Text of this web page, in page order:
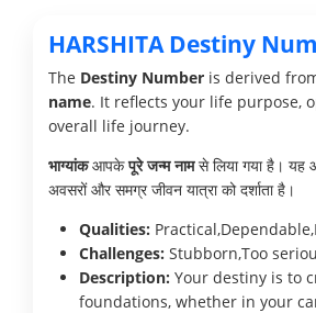
HARSHITA Destiny
The Destiny Number is derived
name. It reflects your life purpose,
overall life journey.
भाग्यांकआपकेपूरे जन्म नामसे लिया गया है। यह
अवसरों और समग्र जीवन यात्रा को दर्शाता है।
Qualities:
Challenges: Stubborn,Too
Description: Your destiny is to
foundations, whether in your